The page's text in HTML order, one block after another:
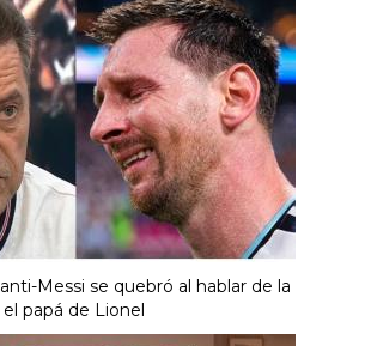
Messi se quebró al hablar de la
papá de Lionel